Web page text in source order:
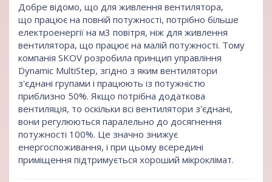
Добре відомо, що для живлення вентилятора,
що працює на повній потужності, потрібно більше
електроенергії на м3 повітря, ніж для живлення
вентилятора, що працює на малій потужності. Тому
компанія SKOV розробила принцип управління
Dynamic MultiStep, згідно з яким вентилятори
з'єднані групами і працюють із потужністю
приблизно 50%. Якщо потрібна додаткова
вентиляція, то оскільки всі вентилятори з'єднані,
вони регулюються паралельно до досягнення
потужності 100%. Це значно знижує
енергоспоживання, і при цьому всередині
приміщення підтримується хороший мікроклімат.